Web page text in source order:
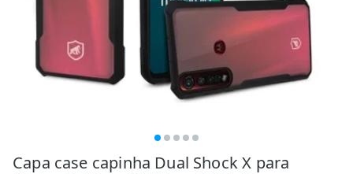
Capa case capinha Dual Shock X para